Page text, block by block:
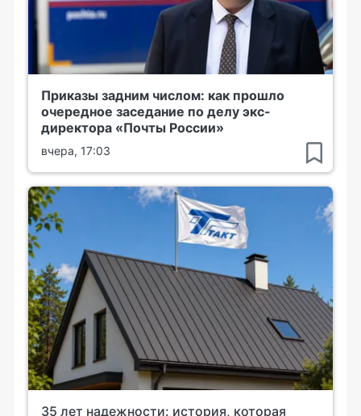
Приказы задним числом: как прошло
очередное заседание по делу экс-
директора «Почты России»
вчера, 17:03
35 лет надежности: история, которая